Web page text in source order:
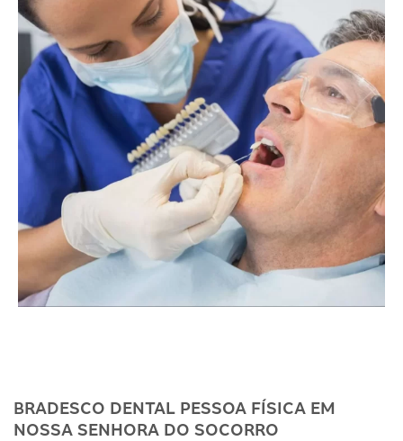
BRADESCO DENTAL PESSOA FÍSICA EM
NOSSA SENHORA DO SOCORRO